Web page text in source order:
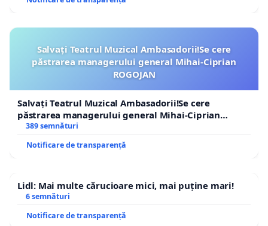
Salvați Teatrul Muzical Ambasadorii!Se cere
păstrarea managerului general Mihai-Ciprian
ROGOJAN
Salvați Teatrul Muzical Ambasadorii!Se cere
păstrarea managerului general Mihai-Ciprian
ROGOJAN
389 semnături
Notificare de transparență
Lidl: Mai multe cărucioare mici, mai puține mari!
6 semnături
Notificare de transparență